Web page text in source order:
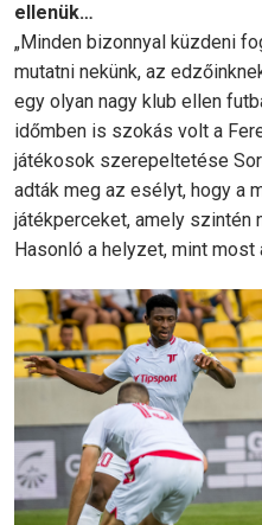
ellenük…
„Minden bizonnyal küzdeni
mutatni nekünk, az
egy olyan nagy klub ellen
időmben is szokás volt a
játékosok szerepeltetése
adták meg az esélyt, hogy a
játékperceket, amely szintén
Hasonló a helyzet, mint most